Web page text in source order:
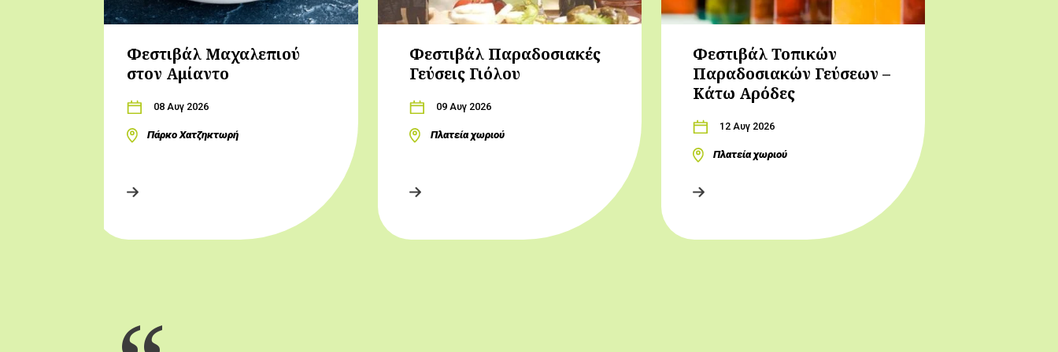
Φεστιβάλ Μαχαλεπιού
στον Αμίαντο
08 Αυγ 2026
Πάρκο Χατζηκτωρή
Φεστιβάλ Παραδοσιακές
Γεύσεις Γιόλου
09 Αυγ 2026
Πλατεία χωριού
Φεστιβάλ Τοπικών
Παραδοσιακών Γεύσεων –
Κάτω Αρόδες
12 Αυγ 2026
Πλατεία χωριού